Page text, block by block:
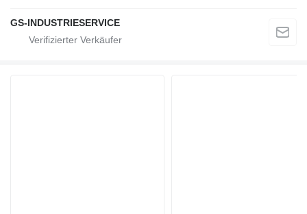
GS-INDUSTRIESERVICE